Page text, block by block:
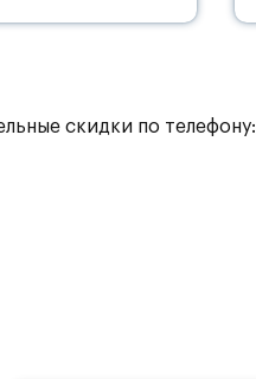
скидки по телефону: